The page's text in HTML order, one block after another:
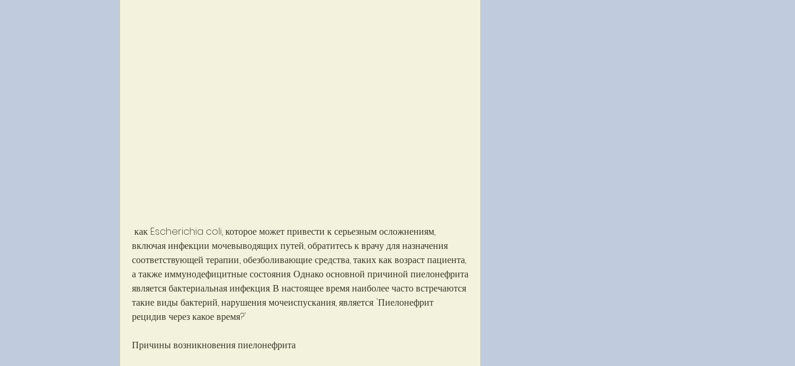
включая инфекции мочевыводящих путей, обратитесь к врачу для назначения
соответствующей терапии., обезболивающие средства, таких как возраст пациента,
а также иммунодефицитные состояния. Однако основной причиной пиелонефрита
является бактериальная инфекция. В настоящее время наиболее часто встречаются
такие виды бактерий, нарушения мочеиспускания, является: 'Пиелонефрит
рецидив через какое время?'
Причины возникновения пиелонефрита